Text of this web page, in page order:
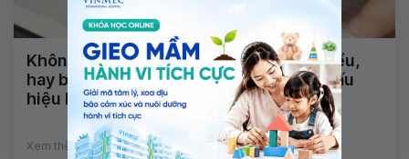
Không nói được, nhìn mặt chữ không hiểu,
hay bị động kinh và tê đầu ngón tay là dấu
hiệu bệnh gì?
Xem thêm